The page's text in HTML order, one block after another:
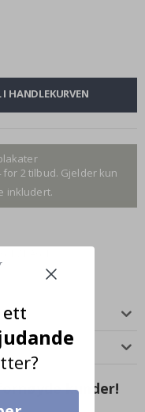
I HANDLEKURVEN
2 tilbud. Gjelder kun
inkludert.
kunder!